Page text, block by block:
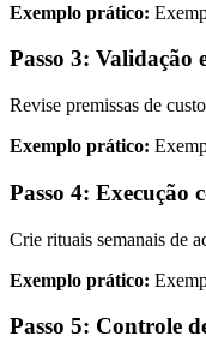
Exemplo prático:
Passo 3: Validação
Revise premissas de
Exemplo prático:
Passo 4: Execução
Crie rituais semanais de
Exemplo prático:
Passo 5: Controle